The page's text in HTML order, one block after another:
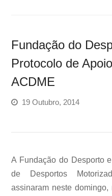
Fundação do
Protocolo de
ACDME
19 Outubro, 2014
A Fundação do Desporto
de Desportos
assinaram neste